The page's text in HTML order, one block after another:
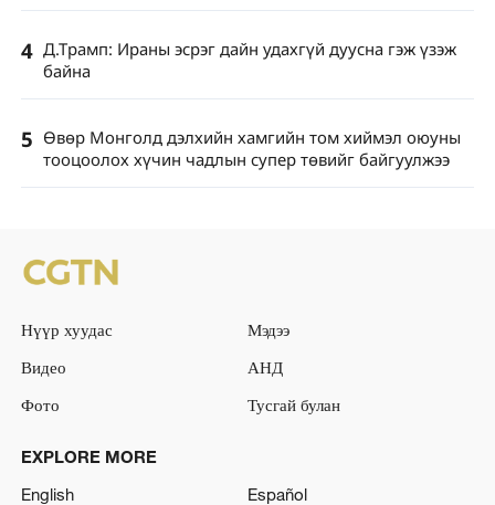
4 Д.Трамп: Ираны эсрэг дайн удахгүй дуусна гэж үзэж
байна
5 Өвөр Монголд дэлхийн хамгийн том хиймэл оюуны
тооцоолох хүчин чадлын супер төвийг байгуулжээ
Нүүр хуудас
Мэдээ
Видео
АНД
Фото
Тусгай булан
EXPLORE MORE
English
Español